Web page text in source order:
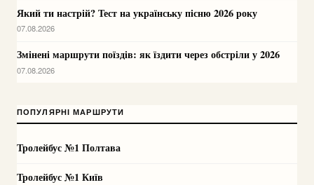
Який ти настрій? Тест на українську пісню 2026 року
07.08.2026
Змінені маршрути поїздів: як їздити через обстріли у 2026
07.08.2026
ПОПУЛЯРНІ МАРШРУТИ
Тролейбус №1 Полтава
Тролейбус №1 Київ